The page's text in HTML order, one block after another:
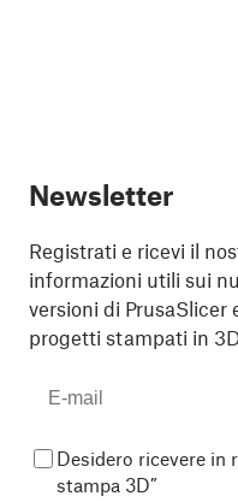
Newsletter
Registrati e ricevi il
informazioni utili sui
versioni di PrusaSlicer
progetti stampati in
Desidero ricevere in
stampa 3D”